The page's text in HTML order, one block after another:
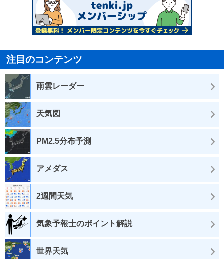
注目のコンテンツ
雨雲レーダー
天気図
PM2.5分布予測
アメダス
2週間天気
気象予報士のポイント解説
世界天気